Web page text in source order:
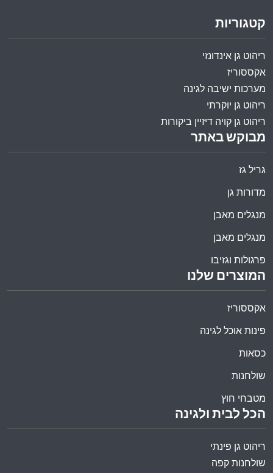
הכל לבית ולגינה
ריהוט גן פינתי
שולחנות קפה
המוצרים שלנו
אקססוריז
פינות אוכל לגינה
כסאות
שולחנות
מטבחי חוץ
מבוקש באתר
גריל גז
מדורות גן
מנגלים מאבן
מנגלים מאבן
פרגולות וגזיבו
קטגוריות
ריהוט גן אינדונזי
אקססוריז
מערכות ישיבה לגינה
ריהוט גן יוקרתי
ריהוט גן קויה דיזיין ביקורות